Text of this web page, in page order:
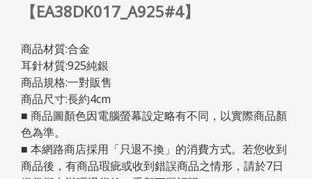
【EA38DK017_A925#4】
商品材質:合金
耳針材質:925純銀
商品規格:一對販售
商品尺寸:長約4cm
■ 商品圖顏色因電腦螢幕設定略有不同，以實際商品顏
色為準。
■ 本網路商店採用「只退不換」的消費方式。若您收到
商品後，有商品瑕疵或收到錯誤商品之情形，請於7日